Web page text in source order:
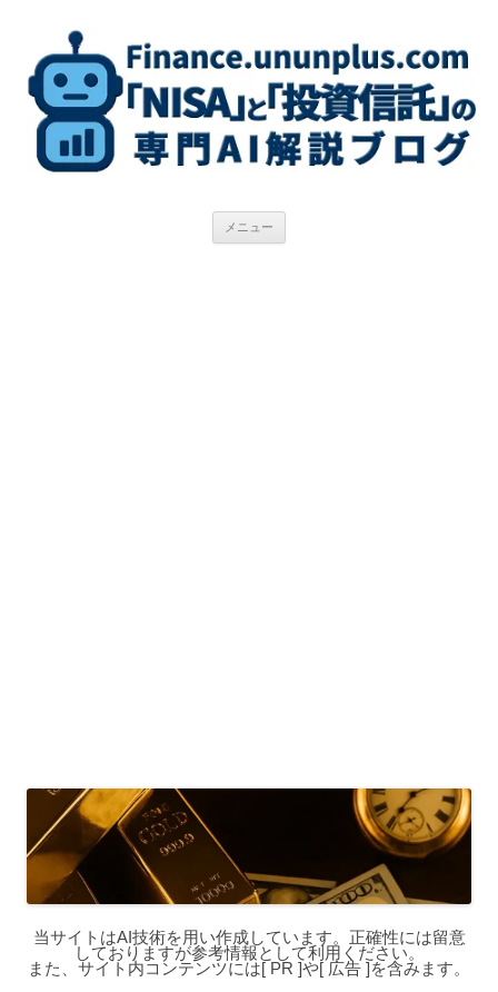
ン
ツ
へ
ス
ッ
メニュー
当サイトはAI技術を用い作成しています。正確性には留意
しておりますが参考情報として利用ください。
また、サイト内コンテンツには[ PR ]や[ 広告 ]を含みます。